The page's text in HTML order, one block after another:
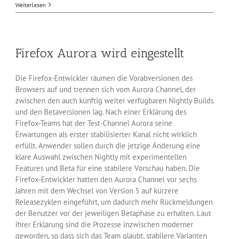
Joomla:
3.7
Weiterlesen
Firefox Aurora wird eingestellt
Die Firefox-Entwickler räumen die Vorabversionen des
Browsers auf und trennen sich vom Aurora Channel, der
zwischen den auch künftig weiter verfügbaren Nightly Builds
und den Betaversionen lag. Nach einer Erklärung des
Firefox-Teams hat der Test-Channel Aurora seine
Erwartungen als erster stabilisierter Kanal nicht wirklich
erfüllt. Anwender sollen durch die jetzige Änderung eine
klare Auswahl zwischen Nightly mit experimentellen
Features und Beta für eine stabilere Vorschau haben. Die
Firefox-Entwickler hatten den Aurora Channel vor sechs
Jahren mit dem Wechsel von Version 5 auf kürzere
Releasezyklen eingeführt, um dadurch mehr Rückmeldungen
der Benutzer vor der jeweiligen Betaphase zu erhalten. Laut
ihrer Erklärung sind die Prozesse inzwischen moderner
geworden, so dass sich das Team glaubt, stabilere Varianten